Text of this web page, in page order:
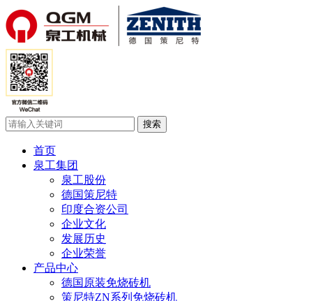
首页
泉工集团
泉工股份
德国策尼特
印度合资公司
企业文化
发展历史
企业荣誉
产品中心
德国原装免烧砖机
策尼特ZN系列免烧砖机